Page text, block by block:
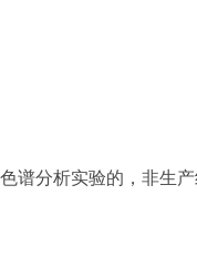
谱分析实验的，非生